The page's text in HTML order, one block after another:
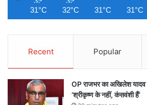
31°C 32°C 31°C 31°C
Recent Popular
OP राजभर का अखिलेश यादव
‘श्रीकृष्ण के नहीं, कंसवंशी हैं’